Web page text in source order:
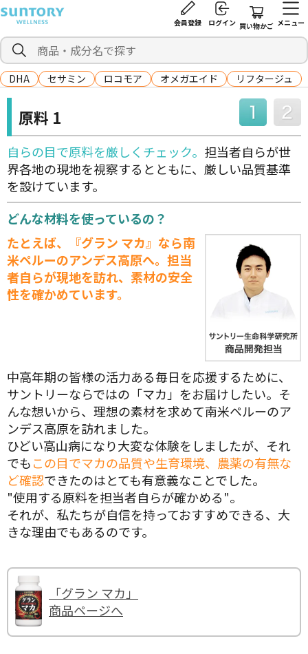
会員登録 ログイン 買い物かご メニュー
DHA セサミン ロコモア オメガエイド リフタージュ
原料 1
自らの目で原料を厳しくチェック。 担当者自らが世
界各地の現地を視察するとともに、厳しい品質基準
を設けています。
どんな材料を使っているの？
たとえば、『グラン マカ』なら南
米ペルーのアンデス高原へ。担当
者自らが現地を訪れ、素材の安全
性を確かめています。
中高年期の皆様の活力ある毎日を応援するために、
サントリーならではの「マカ」をお届けしたい。そ
んな想いから、理想の素材を求めて南米ペルーのア
ンデス高原を訪れました。
ひどい高山病になり大変な体験をしましたが、それ
でもこの目でマカの品質や生育環境、農薬の有無な
ど確認できたのはとても有意義なことでした。
"使用する原料を担当者自らが確かめる"。
それが、私たちが自信を持っておすすめできる、大
きな理由でもあるのです。
「グラン マカ」
商品ページへ